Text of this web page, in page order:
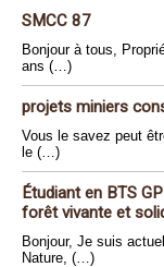
SMCC 87
Bonjour à tous,
ans (…)
projets miniers
Vous le savez peut
le (…)
Étudiant en BTS
forêt vivante et
Bonjour, Je suis
Nature, (…)